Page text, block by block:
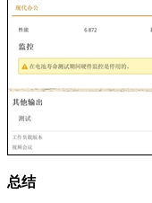
总结